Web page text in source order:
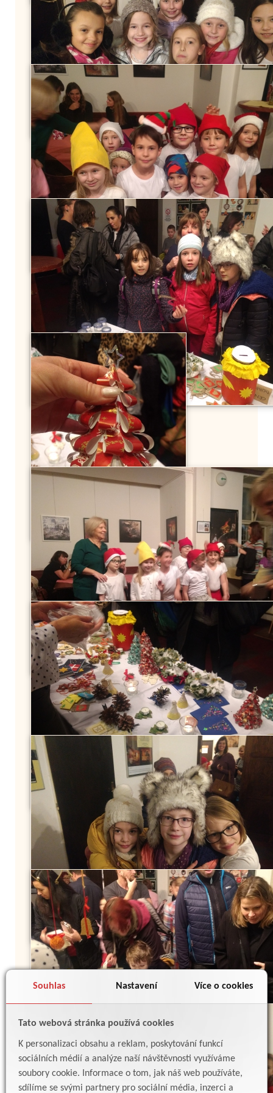
Souhlas Nastavení Více o cookies
Tato webová stránka používá cookies
K personalizaci obsahu a reklam, poskytování funkcí
sociálních médií a analýze naší návštěvnosti využíváme
soubory cookie. Informace o tom, jak náš web používáte,
sdílíme se svými partnery pro sociální média, inzerci a